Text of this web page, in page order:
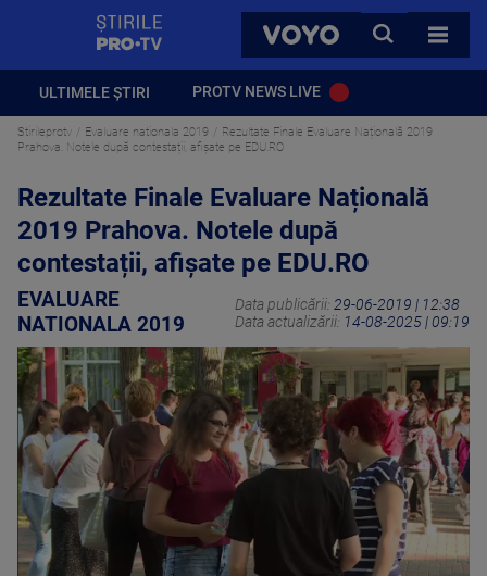
VOYO
CAUTA
TOATE
ULTIMELE ȘTIRI PROTV NEWS LIVE
Stirileprotv Evaluare nationala 2019
Rezultate Finale Evaluare Națională 2019
Prahova. Notele după contestații, afișate pe EDU.RO
Rezultate Finale Evaluare Națională
2019 Prahova. Notele după
contestații, afișate pe EDU.RO
EVALUARE
NATIONALA 2019
Data publicării: 29-06-2019 | 12:38
Data actualizării: 14-08-2025 | 09:19